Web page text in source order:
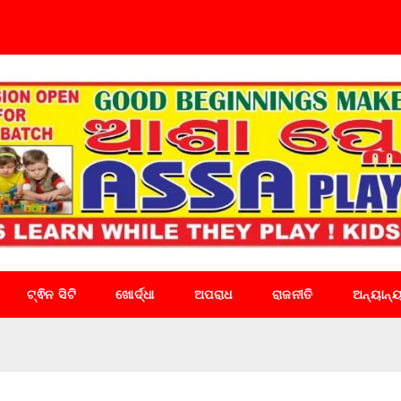
ଟ୍ଵିନ ସିଟି ଖୋର୍ଦ୍ଧା ଅପରାଧ ରାଜନୀତି